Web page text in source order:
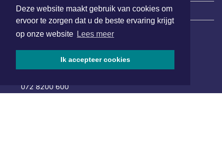
Deze website maakt gebruik van cookies om
ervoor te zorgen dat u de beste ervaring krijgt
op onze website Lees meer
Ik accepteer cookies
| Nieuws | Sport | Evenementen
van Benthuizenlaan 1
1701 BZ Heerhugowaard
072 8200 600